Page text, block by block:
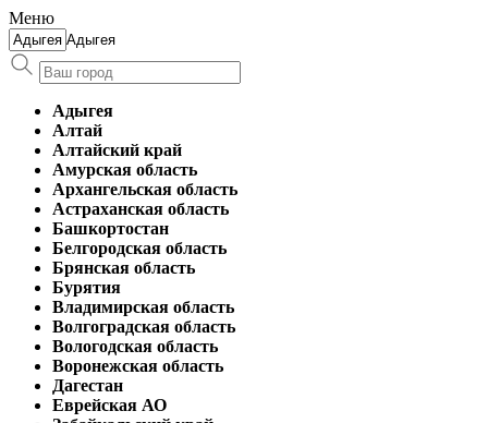
Меню
Адыгея
Адыгея
Алтай
Алтайский край
Амурская область
Архангельская область
Астраханская область
Башкортостан
Белгородская область
Брянская область
Бурятия
Владимирская область
Волгоградская область
Вологодская область
Воронежская область
Дагестан
Еврейская АО